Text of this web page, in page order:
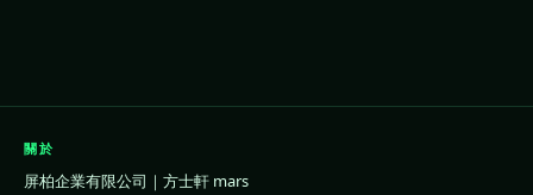
關於
屏柏企業有限公司｜方士軒 mars